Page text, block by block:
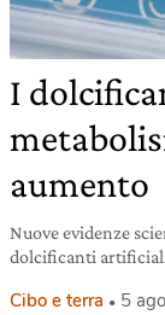
I
aumento
Nuove evidenze
dolcificanti
Cibo e terra 5